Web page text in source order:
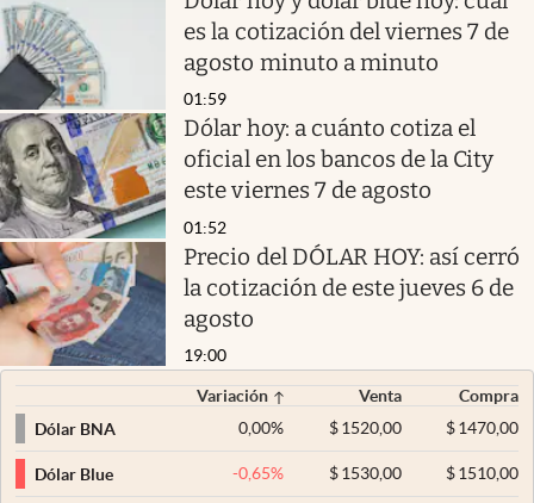
es la cotización del viernes 7 de
agosto minuto a minuto
01:59
Dólar hoy: a cuánto cotiza el
oficial en los bancos de la City
este viernes 7 de agosto
01:52
Precio del DÓLAR HOY: así cerró
la cotización de este jueves 6 de
agosto
19:00
Variación Venta
Compra
Dólar BNA
0,00% $ 1520,00 $1470,00
Dólar Blue -0,65% $ 1530,00 $1510,00